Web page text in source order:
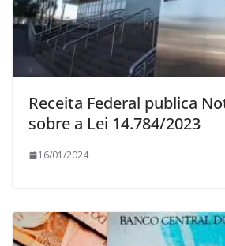
Receita Federal publica
sobre a Lei 14.784/2023
16/01/2024